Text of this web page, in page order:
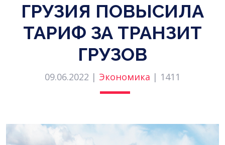
ГРУЗИЯ ПОВЫСИЛА
ТАРИФ ЗА ТРАНЗИТ
ГРУЗОВ
09.06.2022 | Экономика | 1411